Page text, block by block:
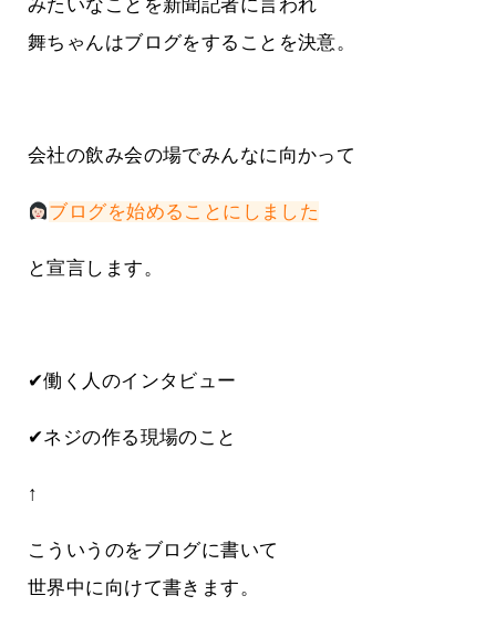
みたいなことを新聞記者に言われ
舞ちゃんはブログをすることを決意。
会社の飲み会の場でみんなに向かって
ブログを始めることにしました
と宣言します。
✔働く人のインタビュー
✔ネジの作る現場のこと
↑
こういうのをブログに書いて
世界中に向けて書きます。